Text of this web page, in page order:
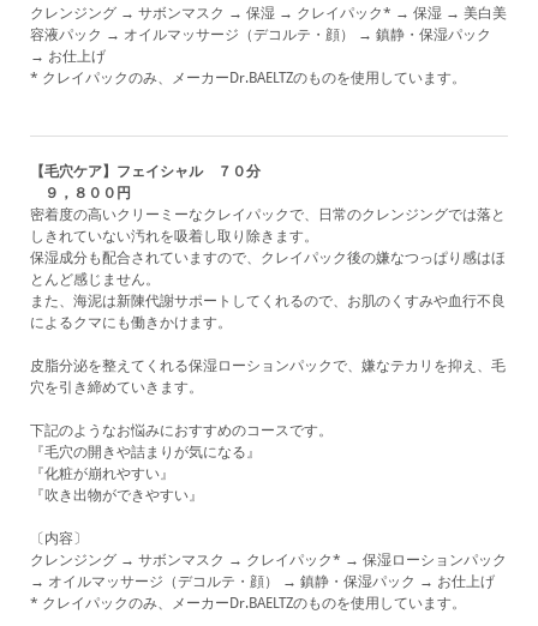
クレンジング → サボンマスク → 保湿 → クレイパック* → 保湿 → 美白美
容液パック → オイルマッサージ （デコルテ・顔）
→ 鎮静・保湿パック
→ お仕上げ
* クレイパックのみ、メーカーDr.BAELTZのものを使用しています。
【毛穴ケア】フェイシャル ７０分
９，８００円
密着度の高いクリーミーなクレイパックで、日常のクレンジングでは落と
しきれていない汚れを吸着し取り除きます。
保湿成分も配合されていますので、クレイパック後の嫌なつっぱり感はほ
とんど感じません。
また、海泥は新陳代謝サポートしてくれるので、お肌のくすみや血行不良
によるクマにも働きかけます。
皮脂分泌を整えてくれる保湿ローションパックで、嫌なテカリを抑え、毛
穴を引き締めていきます。
下記のようなお悩みにおすすめのコースです。
『毛穴の開きや詰まりが気になる』
『化粧が崩れやすい』
『吹き出物ができやすい』
〔内容〕
クレンジング → サボンマスク → クレイパック* → 保湿ローションパック
→ オイルマッサージ （デコルテ・顔）
→ 鎮静・保湿パック → お仕上げ
* クレイパックのみ、メーカーDr.BAELTZのものを使用しています。